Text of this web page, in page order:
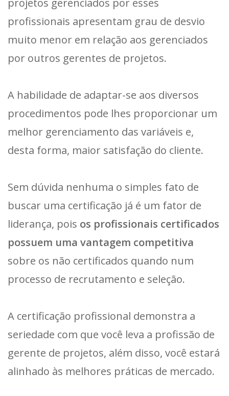
profissionais apresentam grau de desvio
muito menor em relação aos gerenciados
por outros gerentes de projetos.
A habilidade de adaptar-se aos diversos
procedimentos pode lhes proporcionar um
melhor gerenciamento das variáveis e,
desta forma, maior satisfação do cliente.
Sem dúvida nenhuma o simples fato de
buscar uma certificação já é um fator de
liderança, pois os profissionais certificados
possuem uma vantagem competitiva
sobre os não certificados quando num
processo de recrutamento e seleção.
A certificação profissional demonstra a
seriedade com que você leva a profissão de
gerente de projetos, além disso, você estará
alinhado às melhores práticas de mercado.